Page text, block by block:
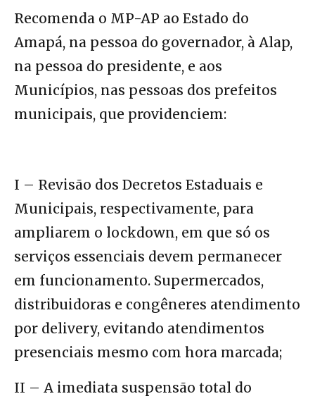
Recomenda o MP-AP ao Estado do
Amapá, na pessoa do governador, à Alap,
na pessoa do presidente, e aos
Municípios, nas pessoas dos prefeitos
municipais, que providenciem:
I – Revisão dos Decretos Estaduais e
Municipais, respectivamente, para
ampliarem o lockdown, em que só os
serviços essenciais devem permanecer
em funcionamento. Supermercados,
distribuidoras e congêneres atendimento
por delivery, evitando atendimentos
presenciais mesmo com hora marcada;
II – A imediata suspensão total do